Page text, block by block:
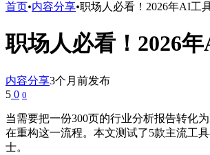
首页•内容分享•职场人必看！2026年AI工
职场人必看！2026
内容分享3个月前发布
5 0 0
当需要把一份300页的行业分析报告转化
在重构这一流程。本文测试了5款主流工
士。